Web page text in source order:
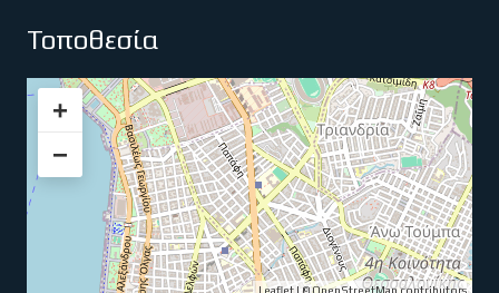
Τοποθεσία
+
−
Leaflet | ©OpenStreetMapcontributors